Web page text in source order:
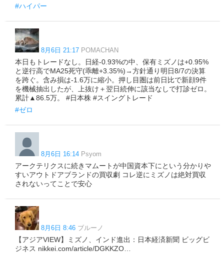
#ハイパー
8月6日 21:17 POMACHAN
本日もトレードなし。日経-0.93%の中、保有ミズノは+0.95%
と逆行高でMA25死守(乖離+3.35%)→方針通り明日8/7の決算
を跨ぐ。含み損は-1.6万に縮小。押し目圏は前日比で新顔9件
を機械抽出したが、上抜け＋翌日続伸に該当なしで打診ゼロ。
累計▲86.5万。 #日本株 #スイングトレード
#ゼロ
8月6日 16:14 Psyom
アークテリクスに続きマムートが中国資本下にという分かりや
すいアウトドアブランドの買収劇 コレ逆にミズノは絶対買収
されないってことで安心
8月6日 8:46 ブルーノ
【アジアVIEW】ミズノ、インド進出：日本経済新聞 ビッグビ
ジネス nikkei.com/article/DGKKZO…